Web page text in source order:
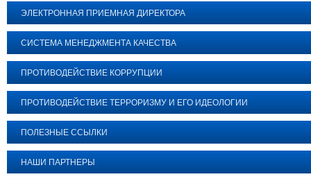
ЭЛЕКТРОННАЯ ПРИЕМНАЯ ДИРЕКТОРА
СИСТЕМА МЕНЕДЖМЕНТА КАЧЕСТВА
ПРОТИВОДЕЙСТВИЕ КОРРУПЦИИ
ПРОТИВОДЕЙСТВИЕ ТЕРРОРИЗМУ И ЕГО ИДЕОЛОГИИ
ПОЛЕЗНЫЕ ССЫЛКИ
НАШИ ПАРТНЕРЫ